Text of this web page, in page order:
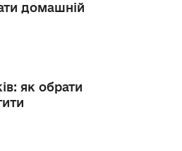
домашній
як обрати